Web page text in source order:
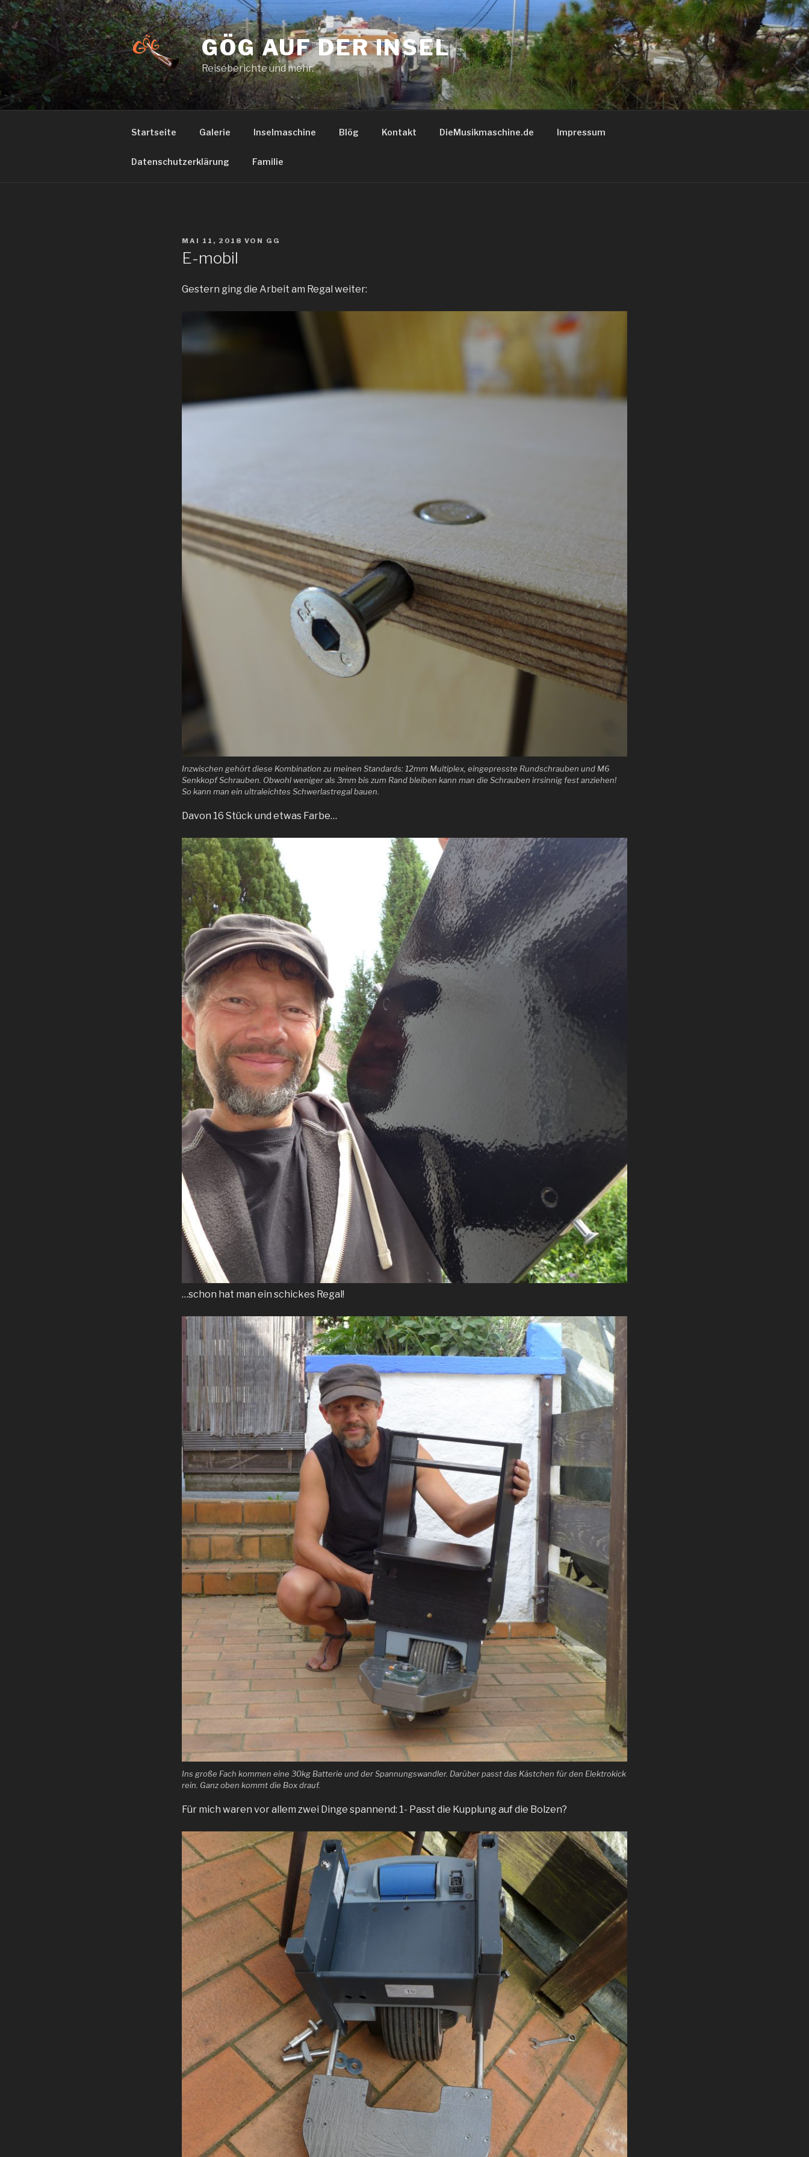
Zum
Inhalt
springen
GÖG AUF DER INSEL
Reiseberichte und mehr.
Startseite Galerie Inselmaschine Blög Kontakt DieMusikmaschine.de Impressum
Datenschutzerklärung Familie
VERÖFFENTLICHT
MAI 11, 2018 VON GG
E-mobil
Gestern ging die Arbeit am Regal weiter:
Inzwischen gehört diese Kombination zu meinen Standards: 12mm Multiplex, eingepresste Rundschrauben und M6
Senkkopf Schrauben. Obwohl weniger als 3mm bis zum Rand bleiben kann man die Schrauben irrsinnig fest anziehen!
So kann man ein ultraleichtes Schwerlastregal bauen.
Davon 16 Stück und etwas Farbe…
…schon hat man ein schickes Regal!
Ins große Fach kommen eine 30kg Batterie und der Spannungswandler. Darüber passt das Kästchen für den Elektrokick
rein. Ganz oben kommt die Box drauf.
Für mich waren vor allem zwei Dinge spannend: 1- Passt die Kupplung auf die Bolzen?